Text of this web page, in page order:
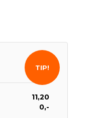
11,20
0,-
TIP!